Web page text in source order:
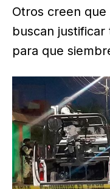
Otros creen que
buscan
para que